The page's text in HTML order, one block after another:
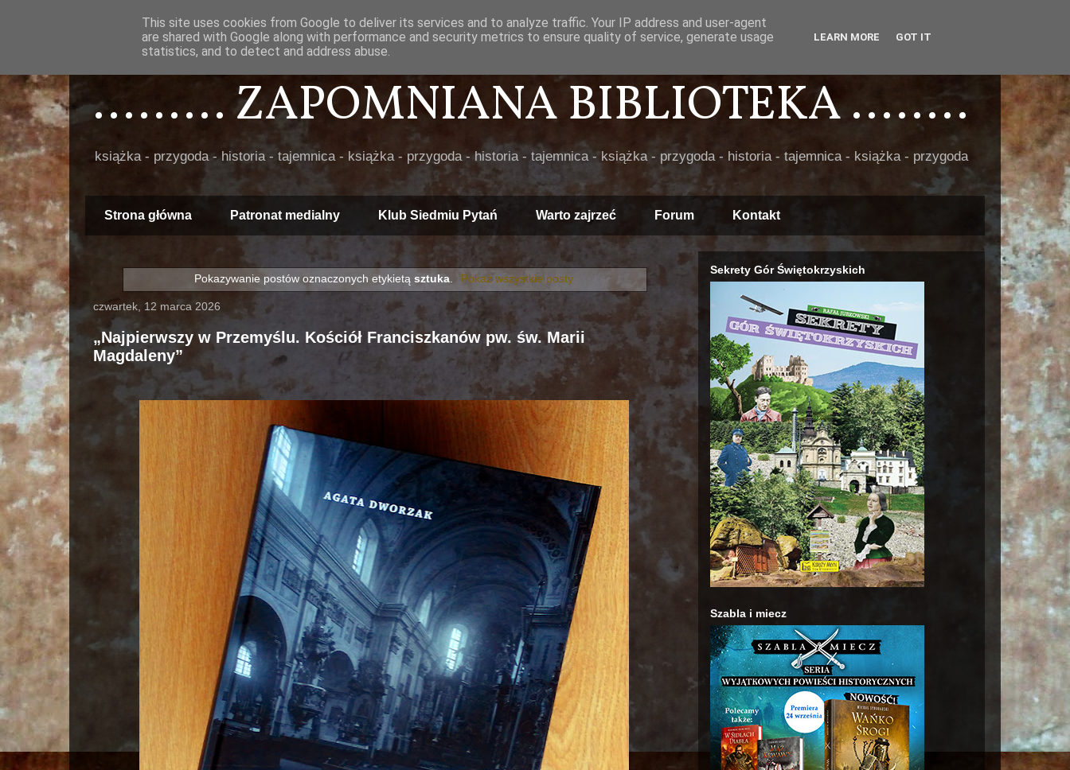
......... ZAPOMNIANA BIBLIOTEKA ........
książka - przygoda - historia - tajemnica - książka - przygoda - historia - tajemnica - książka - przygoda - historia - tajemnica - książka - przygoda
Strona główna Patronat medialny Klub Siedmiu Pytań Warto zajrzeć Forum Kontakt
Pokazywanie postów oznaczonych etykietąsztuka. Pokaż wszystkie posty
czwartek, 12 marca 2026
„Najpierwszy w Przemyślu. Kościół Franciszkanów pw. św. Marii
Magdaleny”
Sekrety Gór Świętokrzyskich
Szabla i miecz
This site uses cookies from Google to deliver its services and to analyze traffic. Your IP address and user-agent
are shared with Google along with performance and security metrics to ensure quality of service, generate usage
statistics, and to detect and address abuse.
LEARN MORE GOT IT